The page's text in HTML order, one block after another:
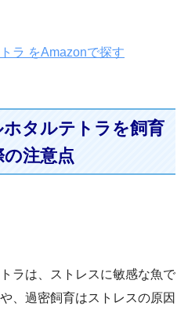
ラ をAmazonで探す
タルテトラを飼育
注意点
ラは、ストレスに敏感な魚で
、過密飼育はストレスの原因